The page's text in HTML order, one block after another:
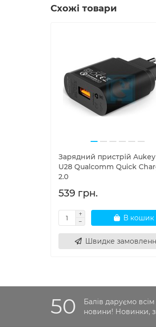
Схожі товари
Зарядний пристрій Aukey
U28 Qualcomm Quick
2.0
539 грн.
В кошик
Швидке
50
Балів даруємо всім
новини! Новинки,